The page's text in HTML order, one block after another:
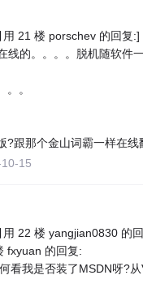
用 21 楼 porschev 的回复:]
线的。。。。脱机随软件
。。
?跟那个金山词霸一样在线
15
用 22 楼 yangjian0830 的
fxyuan 的回复:
看我是否装了MSDN呀?